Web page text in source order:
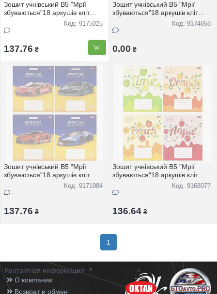
Зошит учнівський В5 "Мрії
збуваються"18 аркушів кліт
"Пухнастики" 3451 20штКод: 9175025
137.76 ₴
Зошит учнівський В5 "Мрії
збуваються"18 аркушів кліт
"Фрукти" 3526 20штКод: 9174658
0.00 ₴
Зошит учнівський В5 "Мрії
збуваються"18 аркушів кліт
"Super CAR" 3714 20штКод: 9171984
137.76 ₴
Зошит учнівський В5 "Мрії
збуваються"18 аркушів кліт
"Фрукти" 3297 20штКод: 9168077
136.64 ₴
1
Контактная информация
О компании
Возврат и обмен